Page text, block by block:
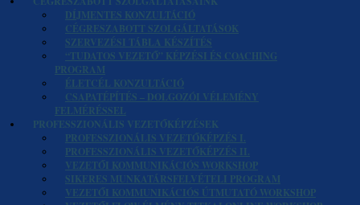
DÍJMENTES KONZULTÁCIÓ
CÉGRESZABOTT SZOLGÁLTATÁSOK
SZERVEZÉSI TÁBLA KÉSZÍTÉS
“TUDATOS VEZETŐ” KÉPZÉSI ÉS COACHING
PROGRAM
ÉLETCÉL KONZULTÁCIÓ
CSAPATÉPÍTÉS – DOLGOZÓI VÉLEMÉNY
FELMÉRÉSSEL
PROFESSZIONÁLIS VEZETŐKÉPZÉSEK
PROFESSZIONÁLIS VEZETŐKÉPZÉS I.
PROFESSZIONÁLIS VEZETŐKÉPZÉS II.
VEZETŐI KOMMUNIKÁCIÓS WORKSHOP
SIKERES MUNKATÁRSFELVÉTELI PROGRAM
VEZETŐI KOMMUNIKÁCIÓS ÚTMUTATÓ WORKSHOP